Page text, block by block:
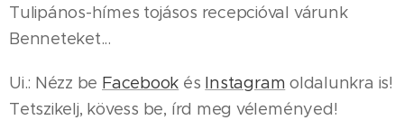
Tulipános-hímes tojásos recepcióval várunk
Benneteket...
Ui.: Nézz be Facebook és Instagram oldalunkra is!
Tetszikelj, kövess be, írd meg véleményed!